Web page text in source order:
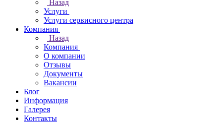
Назад
Услуги
Услуги сервисного центра
Компания
Назад
Компания
О компании
Отзывы
Документы
Вакансии
Блог
Информация
Галерея
Контакты